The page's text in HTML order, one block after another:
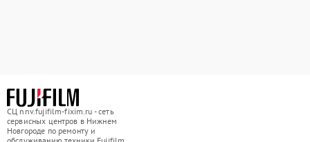
СЦ nnv.fujifilm-fixim.ru - сеть
сервисных центров в Нижнем
Новгороде по ремонту и